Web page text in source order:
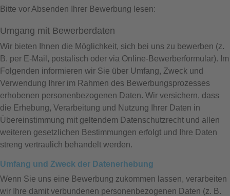
Bitte vor Absenden Ihrer Bewerbung lesen:
Umgang mit Bewerberdaten
Wir bieten Ihnen die Möglichkeit, sich bei uns zu bewerben (z.
B. per E-Mail, postalisch oder via Online-Bewerberformular). Im
Folgenden informieren wir Sie über Umfang, Zweck und
Verwendung Ihrer im Rahmen des Bewerbungsprozesses
erhobenen personenbezogenen Daten. Wir versichern, dass
die Erhebung, Verarbeitung und Nutzung Ihrer Daten in
Übereinstimmung mit geltendem Datenschutzrecht und allen
weiteren gesetzlichen Bestimmungen erfolgt und Ihre Daten
streng vertraulich behandelt werden.
Umfang und Zweck der Datenerhebung
Wenn Sie uns eine Bewerbung zukommen lassen, verarbeiten
wir Ihre damit verbundenen personenbezogenen Daten (z. B.